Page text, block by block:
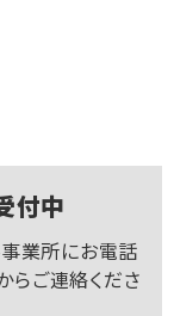
付中
業所にお電話
らご連絡くださ